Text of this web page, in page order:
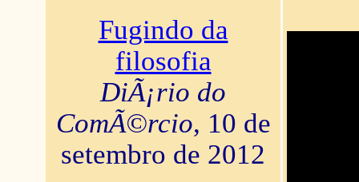
Fugindo da
filosofia
DiÃ¡rio do
ComÃ©rcio, 10 de
setembro de 2012